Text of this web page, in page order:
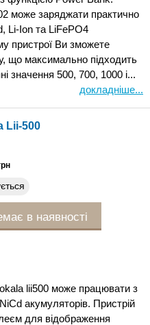
може заряджати практично
Li-Ion та LiFePO4
пристрої Ви зможете
що максимально підходить
значення 500, 700, 1000 і...
докладніше...
Lii-500
в наявності
lii500 може працювати з
акумуляторів. Пристрій
для відображення